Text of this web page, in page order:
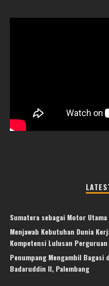
Sumatera sebagai Motor
Menjawab Kebutuhan Dunia
Kompetensi Lulusan
Penumpang Mengambil Bagasi
Badaruddin II, Palembang